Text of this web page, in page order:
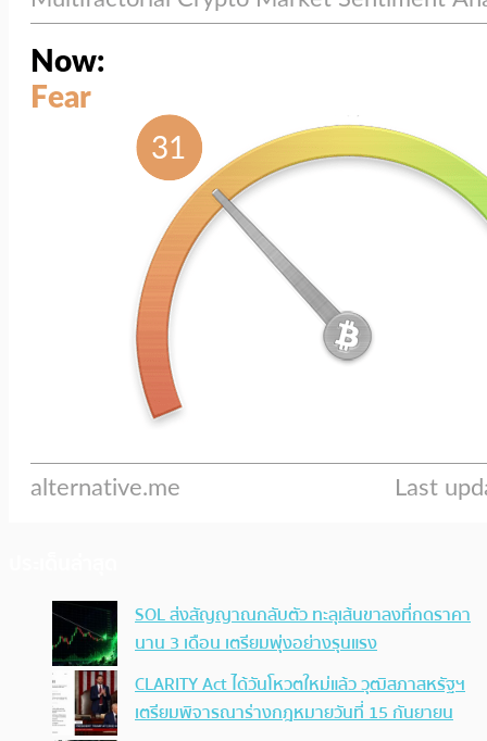
SOL ส่งสัญญาณกลับตัว ทะลุเส้นขาลงที่กดราคา
นาน 3 เดือน เตรียมพุ่งอย่างรุนแรง
CLARITY Act ได้วันโหวตใหม่แล้ว วุฒิสภาสหรัฐฯ
เตรียมพิจารณาร่างกฎหมายวันที่ 15 กันยายน